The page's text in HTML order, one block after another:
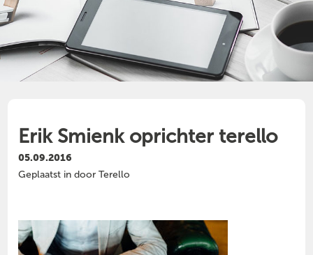
Erik Smienk oprichter terello
05.09.2016
Geplaatst in door Terello